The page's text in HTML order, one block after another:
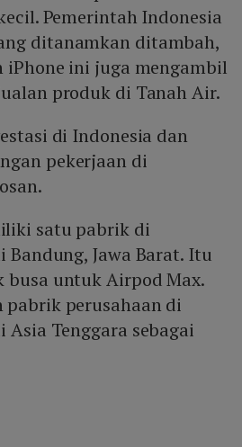
Pemerintah Indonesia
ditanamkan ditambah,
iPhone ini juga mengambil
produk di Tanah Air.
di Indonesia dan
pekerjaan di
satu pabrik di
Bandung, Jawa Barat. Itu
busa untuk Airpod Max.
pabrik perusahaan di
Asia Tenggara sebagai